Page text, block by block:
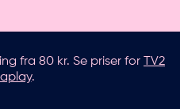
fra 80 kr. Se priser for
TV2
.